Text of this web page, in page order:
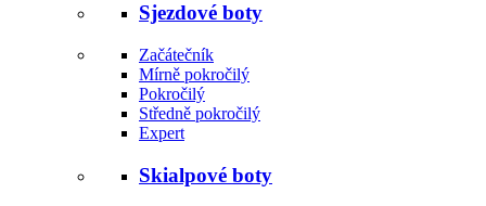
Sjezdové boty
Začátečník
Mírně pokročilý
Pokročilý
Středně pokročilý
Expert
Skialpové boty